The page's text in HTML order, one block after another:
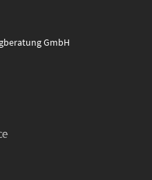
GmbH